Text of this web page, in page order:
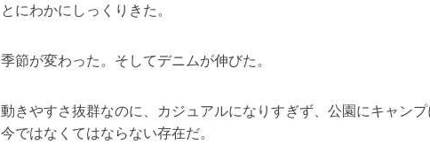
とにわかにしっくりきた。
季節が変わった。そしてデニムが伸びた。
動きやすさ抜群なのに、カジュアルになりすぎず、公園にキャンプ
今ではなくてはならない存在だ。